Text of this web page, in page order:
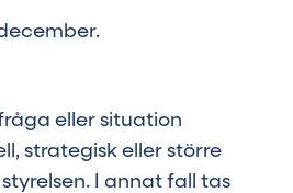
eller situation
strategisk eller större
I annat fall tas